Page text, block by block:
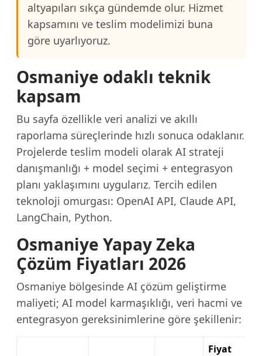
altyapıları sıkça gündemde olur. Hizmet
kapsamını ve teslim modelimizi buna
göre uyarlıyoruz.
Osmaniye odaklı teknik
kapsam
Bu sayfa özellikle veri analizi ve akıllı
raporlama süreçlerinde hızlı sonuca odaklanır.
Projelerde teslim modeli olarak AI strateji
danışmanlığı + model seçimi + entegrasyon
planı yaklaşımını uygularız. Tercih edilen
teknoloji omurgası: OpenAI API, Claude API,
LangChain, Python.
Osmaniye Yapay Zeka
Çözüm Fiyatları 2026
Osmaniye bölgesinde AI çözüm geliştirme
maliyeti; AI model karmaşıklığı, veri hacmi ve
entegrasyon gereksinimlerine göre şekillenir:
Fiyat